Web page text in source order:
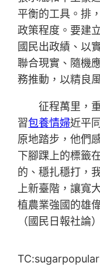
平衡的工具。排
政策程度。要建
國民出政績、以
聯合現實、隨機
務推動，以精良
征程萬里，
習包養情婦近平
原地踏步，他們
下腳踝上的標籤
的、穩扎穩打，
上新臺階，讓寬
植農業強國的雄
（國民日報社論）